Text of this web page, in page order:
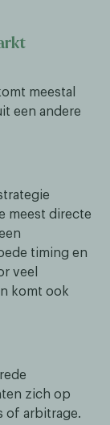
meestal
een andere
meest directe
timing en
veel
komt ook
zich op
of arbitrage.